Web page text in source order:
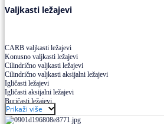
Valjkasti ležajevi
CARB valjkasti ležajevi
Konusno valjkasti ležajevi
Cilindrično valjkasti ležajevi
Cilindrično valjkasti aksijalni ležajevi
Igličasti ležajevi
Igličasti aksijalni ležajevi
Buričasti ležajevi
Buričasti zaptiveni ležajevi
Buričasti aksijalni ležajevi
Prikaži više